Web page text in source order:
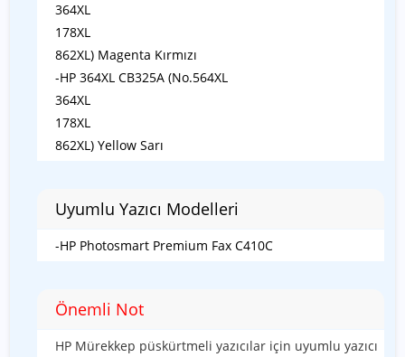
364XL
178XL
862XL) Magenta Kırmızı
-HP 364XL CB325A (No.564XL
364XL
178XL
862XL) Yellow Sarı
Uyumlu Yazıcı Modelleri
-HP Photosmart Premium Fax C410C
Önemli Not
HP Mürekkep püskürtmeli yazıcılar için uyumlu yazıcı